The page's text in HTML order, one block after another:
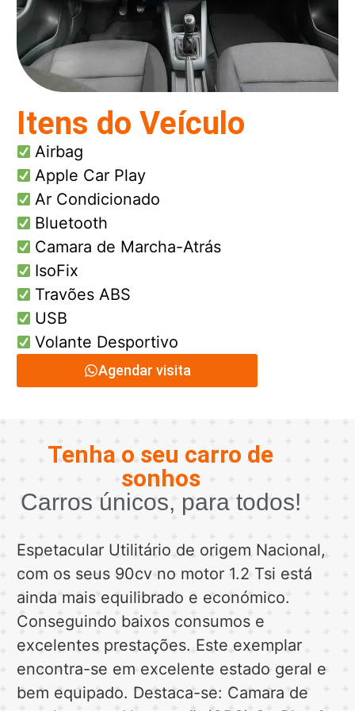
Itens do Veículo
Airbag
Apple Car Play
Ar Condicionado
Bluetooth
Camara de Marcha-Atrás
IsoFix
Travões ABS
USB
Volante Desportivo
Agendar visita
Tenha o seu carro de
sonhos
Carros únicos, para todos!
Espetacular Utilitário de origem Nacional,
com os seus 90cv no motor 1.2 Tsi está
ainda mais equilibrado e económico.
Conseguindo baixos consumos e
excelentes prestações. Este exemplar
encontra-se em excelente estado geral e
bem equipado. Destaca-se: Camara de